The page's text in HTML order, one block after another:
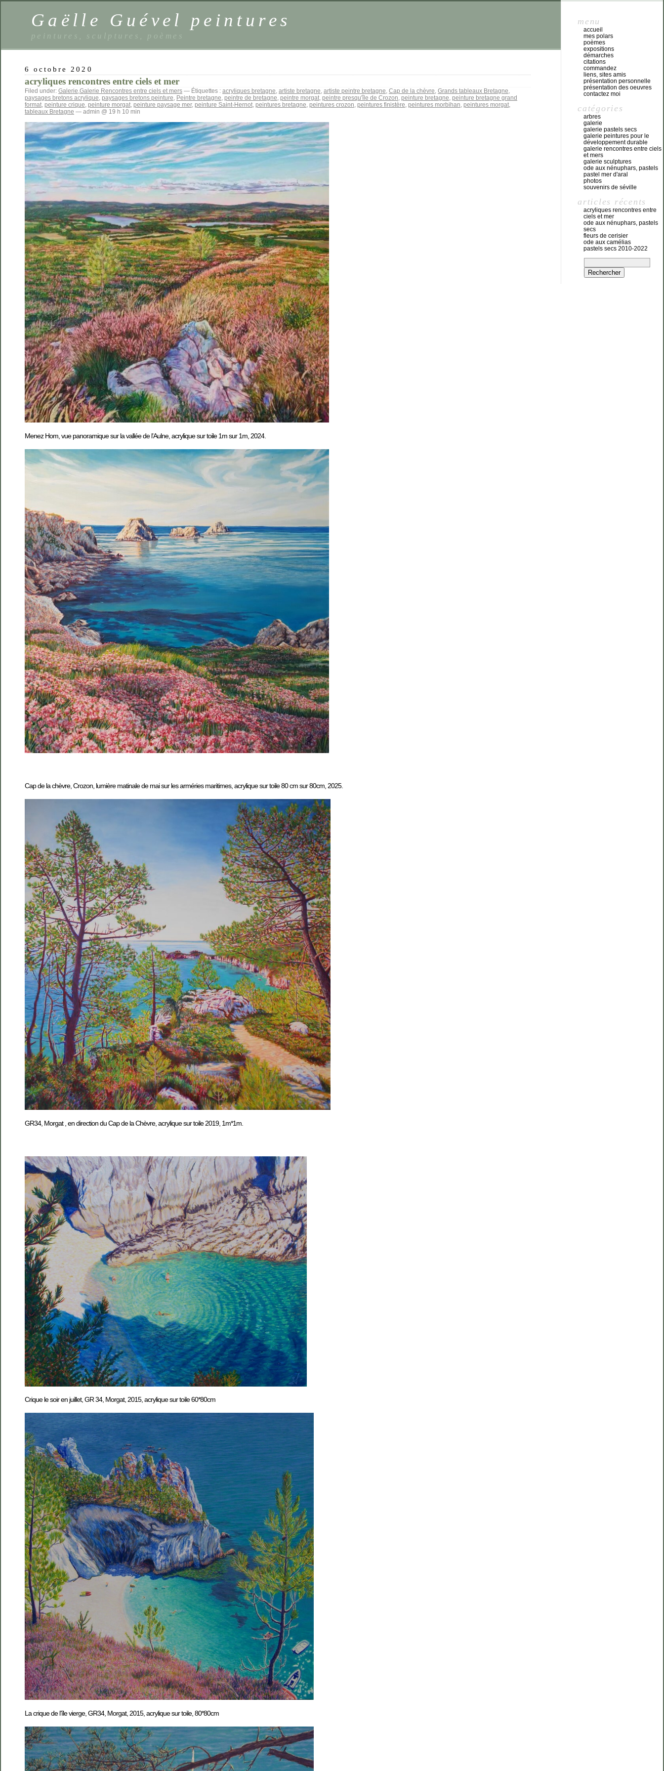
Gaëlle Guével peintures
peintures, sculptures, poèmes
6 octobre 2020
acryliques rencontres entre ciels et mer
Filed under: Galerie,Galerie Rencontres entre ciels et mers — Étiquettes : acryliques bretagne, artiste bretagne, artiste peintre bretagne, Cap de la chèvre, Grands tableaux Bretagne,
paysages bretons acrylique, paysages bretons peinture, Peintre bretagne, peintre de bretagne, peintre morgat, peintre presqu'île de Crozon, peinture bretagne, peinture bretagne grand
format, peinture crique, peinture morgat, peinture paysage mer, peinture Saint-Hernot, peintures bretagne, peintures crozon, peintures finistère, peintures morbihan, peintures morgat,
tableaux Bretagne — admin @ 19 h 10 min
Menez Hom, vue panoramique sur la vallée de l’Aulne, acrylique sur toile 1m sur 1m, 2024.
Cap de la chèvre, Crozon, lumière matinale de mai sur les arméries maritimes, acrylique sur toile 80 cm sur 80cm, 2025.
GR34, Morgat , en direction du Cap de la Chèvre, acrylique sur toile 2019, 1m*1m.
Crique le soir en juillet, GR 34, Morgat, 2015, acrylique sur toile 60*80cm
La crique de l’île vierge, GR34, Morgat, 2015, acrylique sur toile, 80*80cm
menu
accueil
mes polars
poèmes
expositions
démarches
citations
commandez
liens, sites amis
présentation personnelle
présentation des oeuvres
contactez moi
catégories
arbres
galerie
galerie pastels secs
galerie peintures pour le
développement durable
galerie rencontres entre ciels
et mers
galerie sculptures
ode aux nénuphars, pastels
pastel mer d'aral
photos
souvenirs de séville
articles récents
acryliques rencontres entre
ciels et mer
ode aux nénuphars, pastels
secs
fleurs de cerisier
ode aux camélias
pastels secs 2010-2022